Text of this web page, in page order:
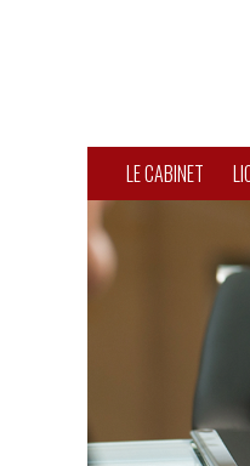
LE CABINET